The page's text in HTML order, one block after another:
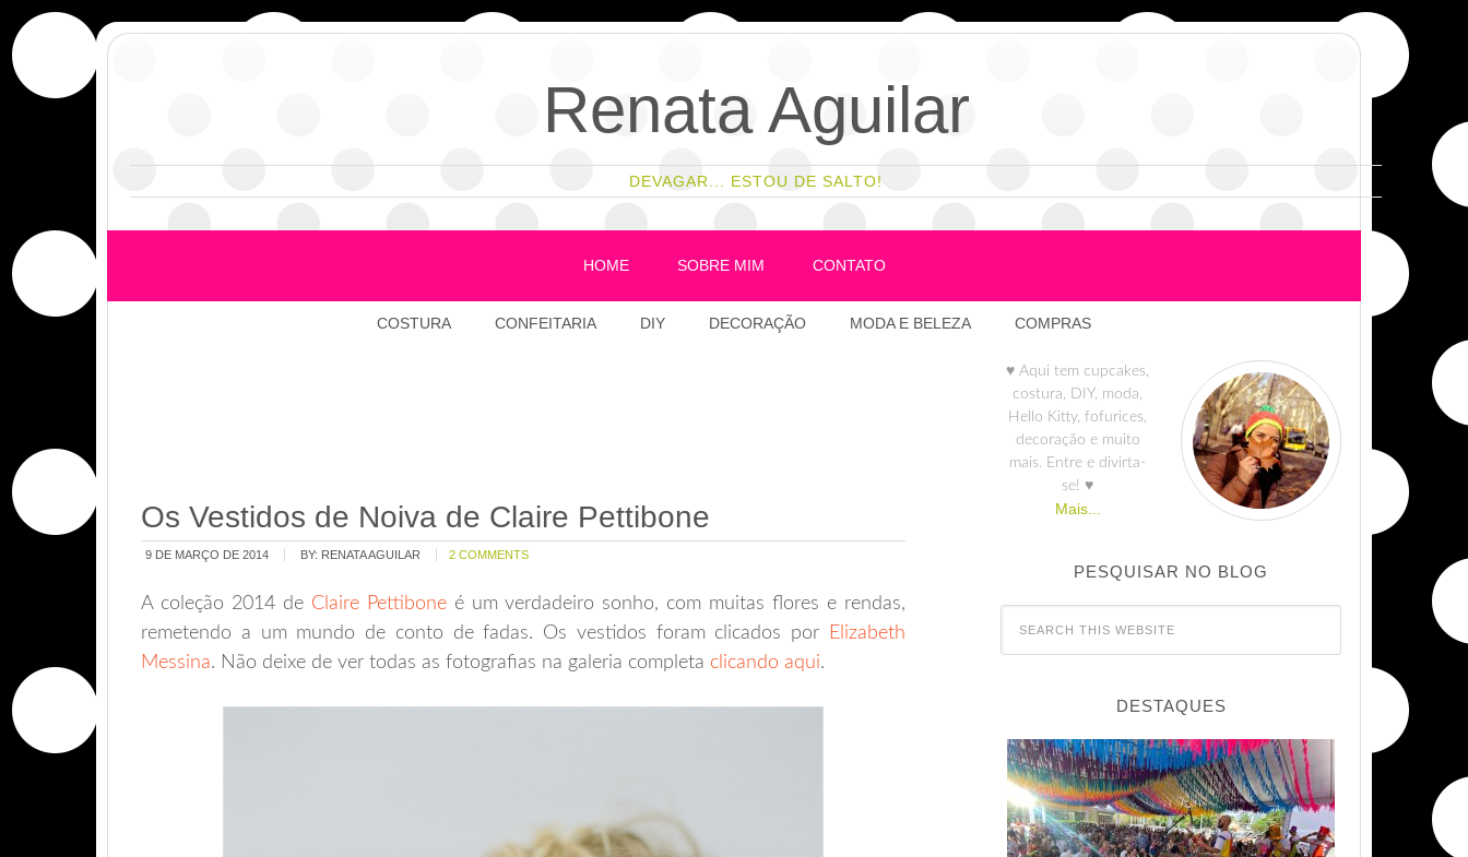
Renata Aguilar
DEVAGAR... ESTOU DE SALTO!
HOME SOBRE MIM CONTATO
COSTURA CONFEITARIA DIY DECORAÇÃO MODA E BELEZA COMPRAS
Os Vestidos de Noiva de Claire Pettibone
9 DE MARÇO DE 2014 BY: RENATA AGUILAR 2 COMMENTS
A coleção 2014 de Claire Pettiboneé um verdadeiro sonho, com muitas flores e rendas,
remetendo a um mundo de conto de fadas. Os vestidos foram clicados por
Elizabeth
Messina. Não deixe de ver todas as fotografias na galeria completa clicando aqui.
♥ Aqui tem cupcakes,
costura, DIY, moda,
Hello Kitty, fofurices,
decoração e muito
mais. Entre e divirta-
se! ♥
Mais...
PESQUISAR NO BLOG
DESTAQUES